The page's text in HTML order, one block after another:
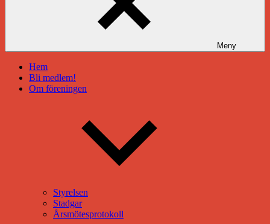
Meny
Hem
Bli medlem!
Om föreningen
Styrelsen
Stadgar
Årsmötesprotokoll